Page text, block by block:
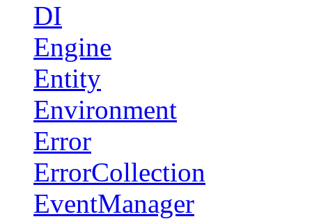
DI
Engine
Entity
Environment
Error
ErrorCollection
EventManager